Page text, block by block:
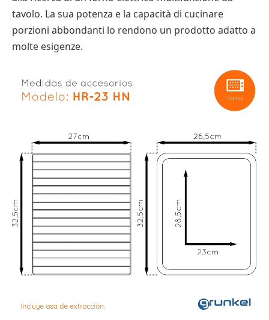
tavolo. La sua potenza e la capacità di cucinare
porzioni abbondanti lo rendono un prodotto adatto a
molte esigenze.